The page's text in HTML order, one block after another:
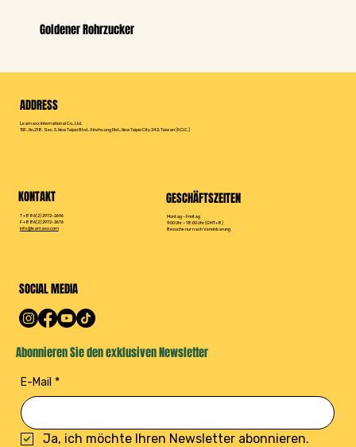
Goldener Rohrzucker
ADDRESS
Leamaxx International Co., Ltd.
15F., No.218, Sec. 3, New Taipei Blvd., Xinzhuang Dist., New Taipei City 242, Taiwan (R.O.C.)
T +886(2) 2972-2696
F +886(2) 2972-2676
info@leamaxx.com
KONTAKT
Montag – Freitag
9:00 Uhr – 18:00 Uhr (GMT+8)
Besuche nur nach Vereinbarung
GESCHÄFTSZEITEN
Abonnieren Sie den exklusiven Newsletter
SOCIAL MEDIA
E-Mail *
Ja, ich möchte Ihren Newsletter abonnieren.